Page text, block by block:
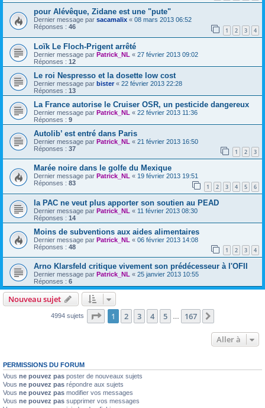
pour Alévêque, Zidane est une "pute"
Dernier message par sacamalix « 08 mars 2013 06:52
Réponses : 46 1 2 3 4
Loïk Le Floch-Prigent arrêté
Dernier message par Patrick_NL « 27 février 2013 09:02
Réponses : 12
Le roi Nespresso et la dosette low cost
Dernier message par bister « 22 février 2013 22:28
Réponses : 13
La France autorise le Cruiser OSR, un pesticide dangereux
Dernier message par Patrick_NL « 22 février 2013 11:36
Réponses : 9
Autolib’ est entré dans Paris
Dernier message par Patrick_NL « 21 février 2013 16:50
Réponses : 37 1 2 3
Marée noire dans le golfe du Mexique
Dernier message par Patrick_NL « 19 février 2013 19:51
Réponses : 83 1 2 3 4 5 6
la PAC ne veut plus apporter son soutien au PEAD
Dernier message par Patrick_NL « 11 février 2013 08:30
Réponses : 14
Moins de subventions aux aides alimentaires
Dernier message par Patrick_NL « 06 février 2013 14:08
Réponses : 48 1 2 3 4
Arno Klarsfeld critique vivement son prédécesseur à l'OFII
Dernier message par Patrick_NL « 25 janvier 2013 10:55
Réponses : 6
Nouveau sujet
4994 sujets Page 1sur167
1 2 3 4 5 … 167
Aller à
PERMISSIONS DU FORUM
Vous ne pouvez pas poster de nouveaux sujets
Vous ne pouvez pas répondre aux sujets
Vous ne pouvez pas modifier vos messages
Vous ne pouvez pas supprimer vos messages